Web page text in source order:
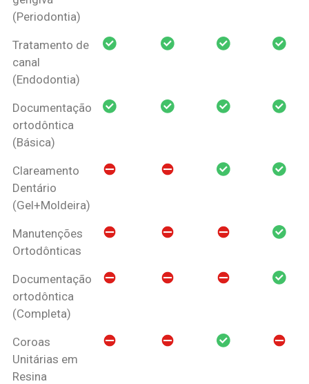
(Periodontia)
Tratamento de
canal
(Endodontia)
Documentação
ortodôntica
(Básica)
Clareamento
Dentário
(Gel+Moldeira)
Manutenções
Ortodônticas
Documentação
ortodôntica
(Completa)
Coroas
Unitárias em
Resina